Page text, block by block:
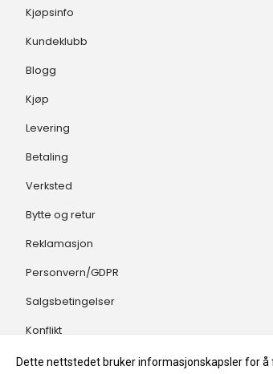
Kjøpsinfo
Kundeklubb
Blogg
Kjøp
Levering
Betaling
Verksted
Bytte og retur
Reklamasjon
Personvern/GDPR
Salgsbetingelser
Konflikt
Dette nettstedet bruker informasjonskapsler for å